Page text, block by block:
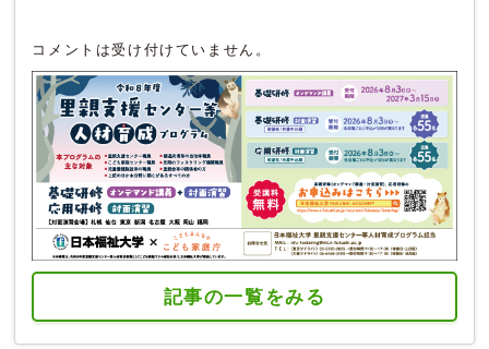
コメントは受け付けていません。
記事の一覧をみる